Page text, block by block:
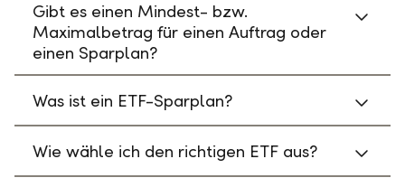
Gibt es einen Mindest- bzw.
Maximalbetrag für einen Auftrag oder
einen Sparplan?
Was ist ein ETF-Sparplan?
Wie wähle ich den richtigen ETF aus?